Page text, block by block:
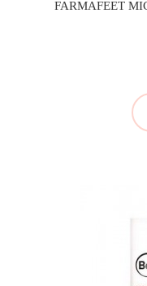
FARMAFEET